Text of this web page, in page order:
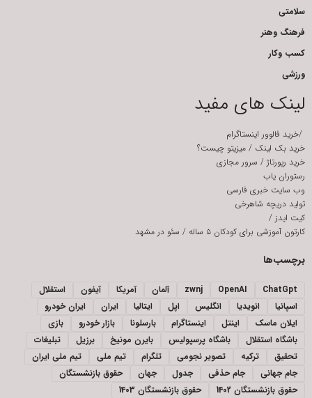
سلامتی
فرهنگ وهنر
کسب وکار
ورزشی
لینک های مفید
/خرید فالوور اینستاگرام
خرید بک لینک / میزیتو چیست؟
خرید رپورتاژ / سرور مجازی
رستوران یاب
وب سایت خبری فارسی
تولید دریچه شاهرخی
کیت ایدز /
کارتون آموزشی برای کودکان ۵ ساله
/ سئو در مشهد
برچسب‌ها
ChatGpt
OpenAI
zwnj آلمان آمریکا آیفون
استقلال
اسپانیا
انویدیا انگلیس اپل ایتالیا ایران
ایران خودرو
ایلان ماسک
اینتل اینستاگرام بارسلونا بازار خودرو
بازی
باشگاه استقلال
باشگاه پرسپولیس بایرن مونیخ برزیل
تبلیغات
تحقیق
ترکیه تصویر نجومی تلگرام تیم ملی
تیم ملی ایران
جام جهانی
جام حذفی جدول جهان
حقوق بازنشستگان
حقوق بازنشستگان 1402
حقوق بازنشستگان 1403